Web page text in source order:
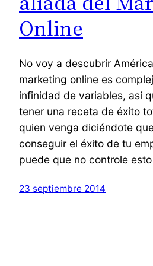
Online
No voy a descubrir
marketing online es
infinidad de variables, así
tener una receta de éxito
quien venga diciéndote
conseguir el éxito de tu
puede que no controle
23 septiembre 2014